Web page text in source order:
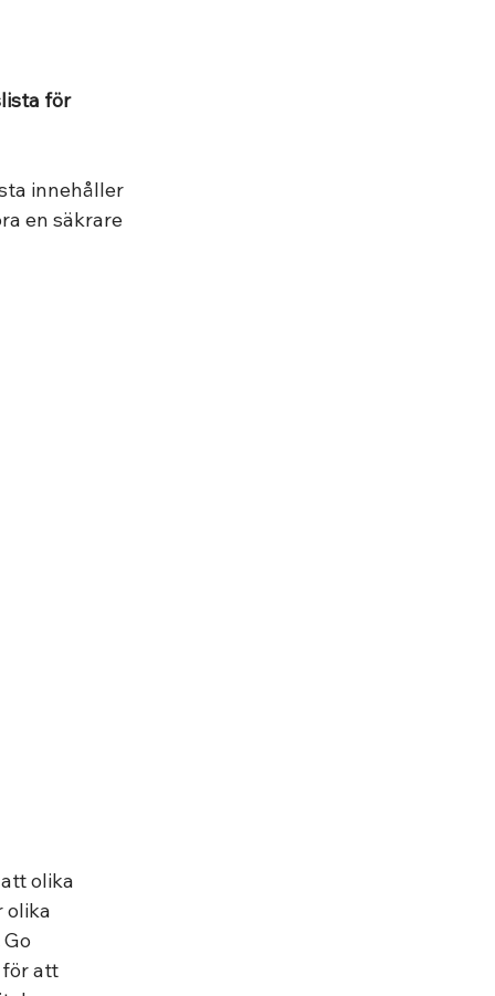
för
innehåller
en säkrare
olika
olika
att